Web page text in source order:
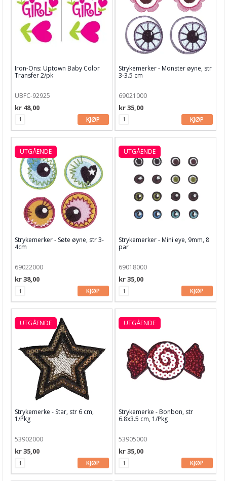
Garn & Tilbehør
Gips, støp, form
Julens produkter
Maling & Tusj
Papir, Kort & Konvolutt
Sjablong & Tilbehør
Smykkelaging
Tegneutstyr, penner & tusjer
Tekstil hobby
Batikkfarger
Diverse
Iron-Ons
Silkemaling
Tekstiler
Tekstilmaling
Tilbehør
Tekstil Tusj
Gaveinnpakking
Kake & Bake
Iron-Ons: Uptown Baby Color
Transfer 2/pk
UBFC-92925
kr 48,00
KJØP
Strykemerker - Monster øyne, str
3-3.5 cm
69021000
kr 35,00
KJØP
UTGÅENDE
Strykemerker - Søte øyne, str 3-
4cm
69022000
kr 38,00
KJØP
UTGÅENDE
Strykemerker - Mini eye, 9mm, 8
par
69018000
kr 35,00
KJØP
UTGÅENDE
Strykemerke - Star, str 6 cm,
1/Pkg
53902000
kr 35,00
KJØP
UTGÅENDE
Strykemerke - Bonbon, str
6.8x3.5 cm, 1/Pkg
53905000
kr 35,00
KJØP